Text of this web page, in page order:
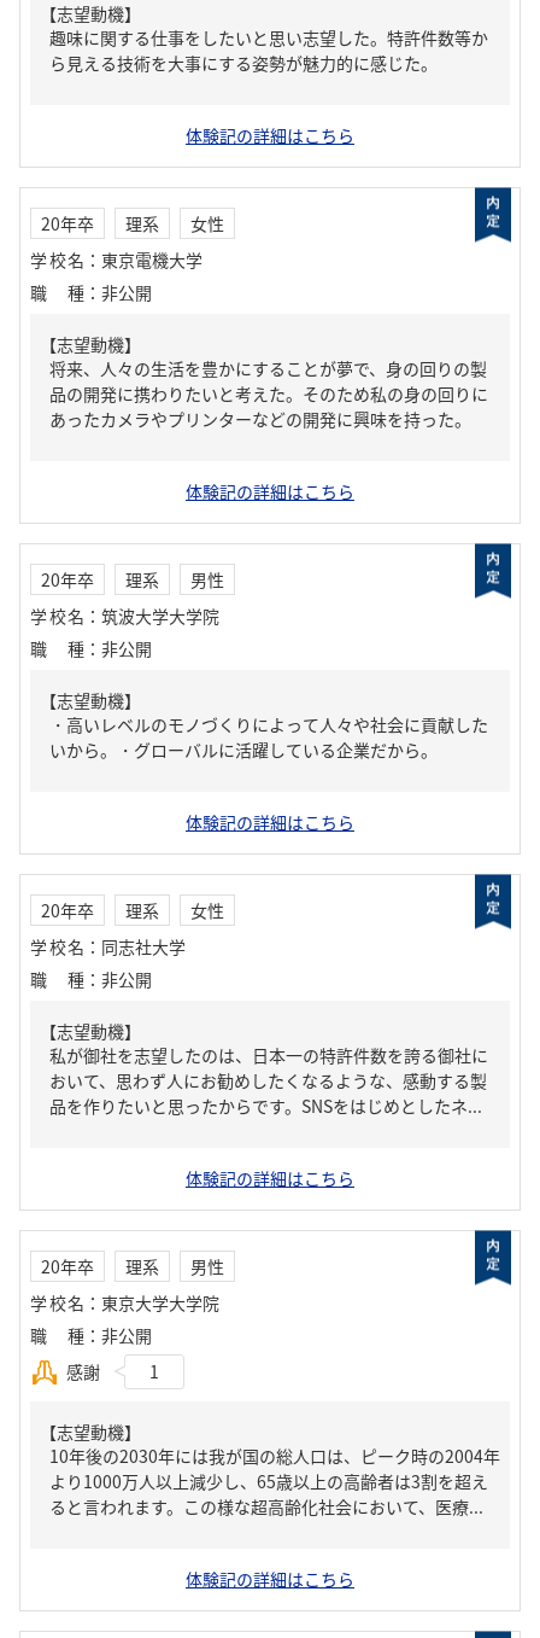
【志望動機】
趣味に関する仕事をしたいと思い志望した。特許件数等か
ら見える技術を大事にする姿勢が魅力的に感じた。
体験記の詳細はこちら
20年卒 理系
女性
学校名 ： 東京電機大学
職種 ： 非公開
【志望動機】
将来、人々の生活を豊かにすることが夢で、身の回りの製
品の開発に携わりたいと考えた。そのため私の身の回りに
あったカメラやプリンターなどの開発に興味を持った。
体験記の詳細はこちら
20年卒 理系
男性
学校名 ： 筑波大学大学院
職種 ： 非公開
【志望動機】
・高いレベルのモノづくりによって人々や社会に貢献した
いから。・グローバルに活躍している企業だから。
体験記の詳細はこちら
20年卒 理系
女性
学校名 ： 同志社大学
職種 ： 非公開
【志望動機】
私が御社を志望したのは、日本一の特許件数を誇る御社に
おいて、思わず人にお勧めしたくなるような、感動する製
品を作りたいと思ったからです。SNSをはじめとしたネ...
体験記の詳細はこちら
20年卒 理系
男性
学校名 ： 東京大学大学院
職種 ： 非公開
感謝
1
【志望動機】
10年後の2030年には我が国の総人口は、ピーク時の2004年
より1000万人以上減少し、65歳以上の高齢者は3割を超え
ると言われます。この様な超高齢化社会において、医療...
体験記の詳細はこちら